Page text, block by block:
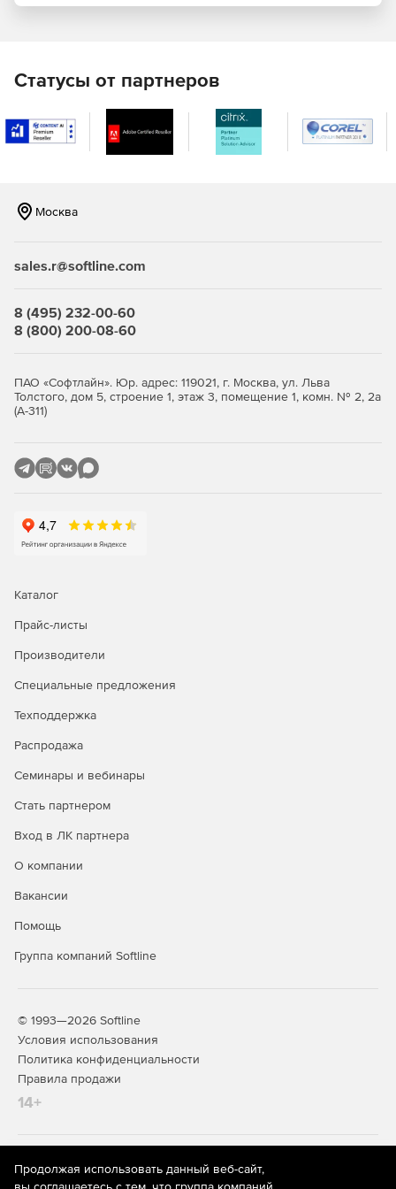
Профессиональные инструменты и службы для
разработки, предназначенные для индивидуальных
разработчиков или небольших групп.
Microsoft Visual Studio Enterprise:
Полный набор инструментов и служб для
проектирования, создания и развертывания сложных
Статусы от партнеров
Москва
sales.r@softline.com
8 (495) 232-00-60
8 (800) 200-08-60
ПАО «Софтлайн». Юр. адрес: 119021, г. Москва, ул. Льва
Толстого, дом 5, строение 1, этаж 3, помещение 1, комн. № 2, 2а
(А-311)
Каталог
Прайс-листы
Производители
Специальные предложения
Техподдержка
Распродажа
Семинары и вебинары
Стать партнером
Вход в ЛК партнера
О компании
Вакансии
Помощь
Группа компаний Softline
© 1993—2026 Softline
Условия использования
Политика конфиденциальности
Правила продажи
14+
На информационном ресурсе store.softline.ru применяются
рекомендательные технологии
(информационные технологии
Продолжая использовать данный веб-сайт,